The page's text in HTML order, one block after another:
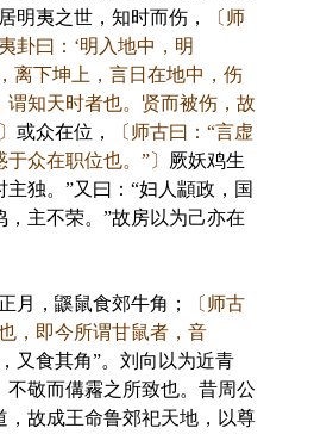
明夷之世，知时而伤，
〔师
卦曰：‘明入地中，明
离下坤上，言日在地中，伤
谓知天时者也。贤而被伤，故
或众在位，
〔师古曰：“言虚
众在职位也。”〕 厥妖鸡生
独。”又曰：“妇人顓政，国
，主不荣。”故房以为己亦在
，鼷鼠食郊牛角；
〔师古
，即今所谓甘鼠者，音
又食其角”。刘向以为近青
不敬而傋霿之所致也。昔周公
，故成王命鲁郊祀天地，以尊